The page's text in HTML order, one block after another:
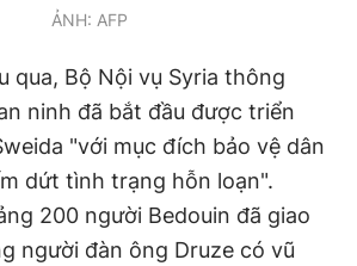
ẢNH: AFP
qua, Bộ Nội vụ Syria thông
ninh đã bắt đầu được triển
"với mục đích bảo vệ dân
dứt tình trạng hỗn loạn".
200 người Bedouin đã giao
người đàn ông Druze có vũ